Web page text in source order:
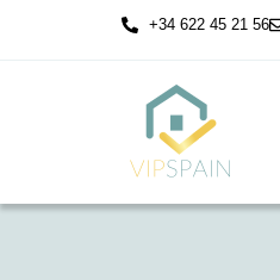
+34 622 45 21 56